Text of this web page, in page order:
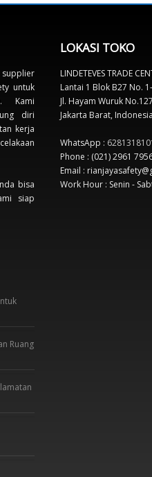
supplier
untuk
Kami
diri
kerja
bisa
siap
Ruang
LOKASI TOKO
LINDETEVES TRADE
Lantai 1 Blok B27 No.
Jl. Hayam Wuruk No.127
Jakarta Barat, Indonesia
WhatsApp :
Phone : (021) 2961
Email :
Work Hour : Senin -